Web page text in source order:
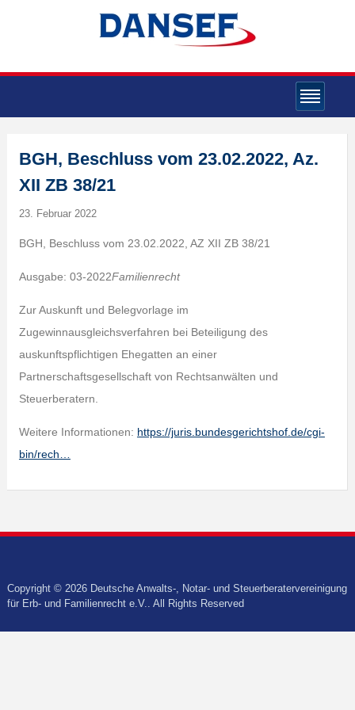
BGH, Beschluss vom 23.02.2022, Az.
XII ZB 38/21
23. Februar 2022
BGH, Beschluss vom 23.02.2022, AZ XII ZB 38/21
Ausgabe: 03-2022Familienrecht
Zur Auskunft und Belegvorlage im
Zugewinnausgleichsverfahren bei Beteiligung des
auskunftspflichtigen Ehegatten an einer
Partnerschaftsgesellschaft von Rechtsanwälten und
Steuerberatern.
Weitere Informationen: https://juris.bundesgerichtshof.de/cgi-
bin/rech…
Copyright © 2026 Deutsche Anwalts-, Notar- und Steuerberatervereinigung
für Erb- und Familienrecht e.V.. All Rights Reserved